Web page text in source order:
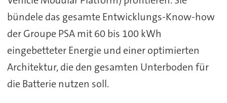
bündele das gesamte Entwicklungs-Know-how
der Groupe PSA mit 60 bis 100 kWh
eingebetteter Energie und einer optimierten
Architektur, die den gesamten Unterboden für
die Batterie nutzen soll.